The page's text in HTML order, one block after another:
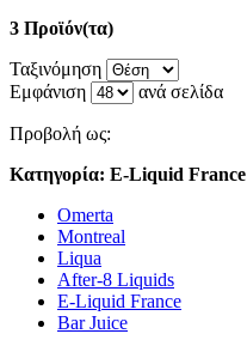
3 Προϊόν(τα)
Ταξινόμηση
Εμφάνιση
ανά σελίδα
Προβολή ως:
Κατηγορία: E-Liquid France
Omerta
Montreal
Liqua
After-8 Liquids
E-Liquid France
Bar Juice